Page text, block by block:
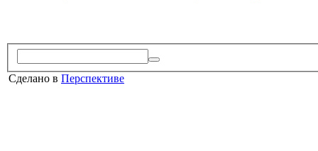
Сделано в Перспективе